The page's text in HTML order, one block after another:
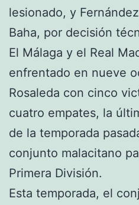
lesionado, y
Baha, por decisión
El Málaga y el Real
enfrentado en nueve
Rosaleda con cinco
cuatro empates, la
de la temporada
conjunto malacitano
Primera División.
Esta temporada, el